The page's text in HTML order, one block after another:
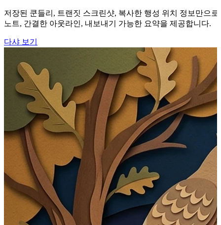
저장된 쿤들리, 트랜짓 스크린샷, 복사한 행성 위치 정보만으
노트, 간결한 아웃라인, 내보내기 가능한 요약을 제공합니다.
다샤 보기